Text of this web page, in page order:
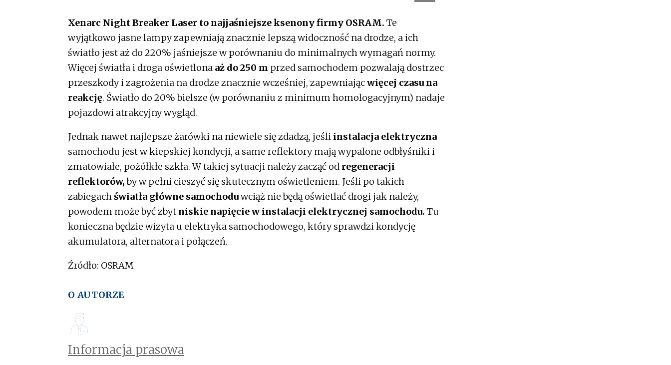
Xenarc Night Breaker Laser to najjaśniejsze ksenony firmy OSRAM. Te
wyjątkowo jasne lampy zapewniają znacznie lepszą widoczność na drodze, a ich
światło jest aż do 220% jaśniejsze w porównaniu do minimalnych wymagań normy.
Więcej światła i droga oświetlona aż do 250 m przed samochodem pozwalają dostrzec
przeszkody i zagrożenia na drodze znacznie wcześniej, zapewniającwięcej czasu na
reakcję. Światło do 20% bielsze (w porównaniu z minimum homologacyjnym) nadaje
pojazdowi atrakcyjny wygląd.
Jednak nawet najlepsze żarówki na niewiele się zdadzą, jeśli instalacja elektryczna
samochodu jest w kiepskiej kondycji, a same reflektory mają wypalone odbłyśniki i
zmatowiałe, pożółkłe szkła. W takiej sytuacji należy zacząć od regeneracji
reflektorów,by w pełni cieszyć się skutecznym oświetleniem. Jeśli po takich
zabiegachświatła główne samochoduwciąż nie będą oświetlać drogi jak należy,
powodem może być zbyt niskie napięcie w instalacji elektrycznej samochodu. Tu
konieczna będzie wizyta u elektryka samochodowego, który sprawdzi kondycję
akumulatora, alternatora i połączeń.
Źródło: OSRAM
O AUTORZE
Informacja prasowa